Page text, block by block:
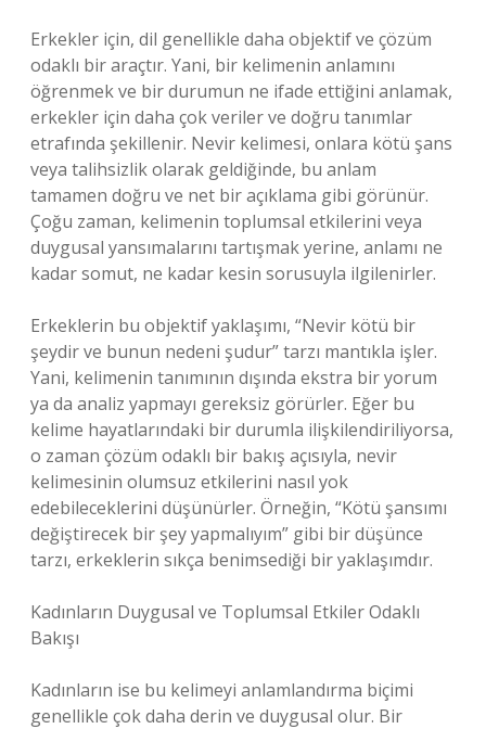
Erkekler için, dil genellikle daha objektif ve çözüm
odaklı bir araçtır. Yani, bir kelimenin anlamını
öğrenmek ve bir durumun ne ifade ettiğini anlamak,
erkekler için daha çok veriler ve doğru tanımlar
etrafında şekillenir. Nevir kelimesi, onlara kötü şans
veya talihsizlik olarak geldiğinde, bu anlam
tamamen doğru ve net bir açıklama gibi görünür.
Çoğu zaman, kelimenin toplumsal etkilerini veya
duygusal yansımalarını tartışmak yerine, anlamı ne
kadar somut, ne kadar kesin sorusuyla ilgilenirler.
Erkeklerin bu objektif yaklaşımı, “Nevir kötü bir
şeydir ve bunun nedeni şudur” tarzı mantıkla işler.
Yani, kelimenin tanımının dışında ekstra bir yorum
ya da analiz yapmayı gereksiz görürler. Eğer bu
kelime hayatlarındaki bir durumla ilişkilendiriliyorsa,
o zaman çözüm odaklı bir bakış açısıyla, nevir
kelimesinin olumsuz etkilerini nasıl yok
edebileceklerini düşünürler. Örneğin, “Kötü şansımı
değiştirecek bir şey yapmalıyım” gibi bir düşünce
tarzı, erkeklerin sıkça benimsediği bir yaklaşımdır.
Kadınların Duygusal ve Toplumsal Etkiler Odaklı
Bakışı
Kadınların ise bu kelimeyi anlamlandırma biçimi
genellikle çok daha derin ve duygusal olur. Bir